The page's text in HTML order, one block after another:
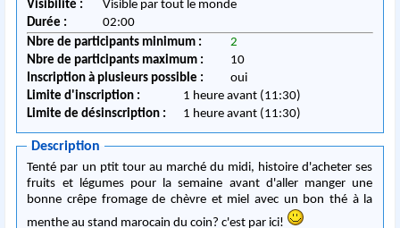
Visibilité :
Visible par tout le monde
Durée :
02:00
Nbre de participants minimum :
2
Nbre de participants maximum :
10
Inscription à plusieurs possible :
oui
Limite d'inscription :
1 heure avant (11:30)
Limite de désinscription :
1 heure avant (11:30)
Description
Tenté par un ptit tour au marché du midi, histoire d'acheter ses
fruits et légumes pour la semaine avant d'aller manger une
bonne crêpe fromage de chèvre et miel avec un bon thé à la
menthe au stand marocain du coin? c'est par ici!